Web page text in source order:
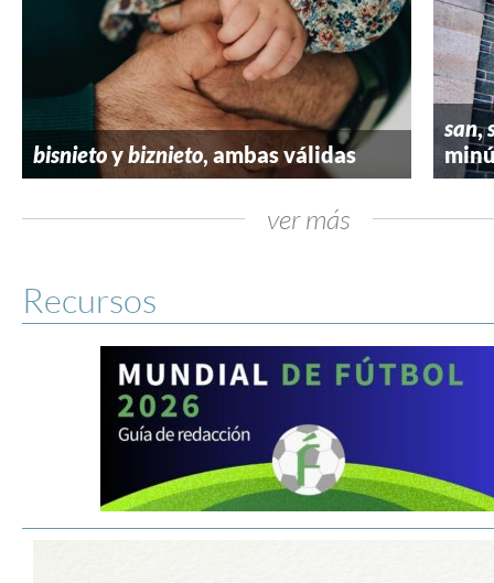
bisnietoybiznieto, ambas válidas
san,
ver más
Recursos